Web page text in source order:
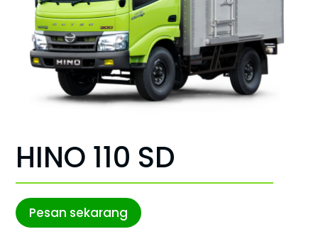
HINO 110 SD
Pesan sekarang